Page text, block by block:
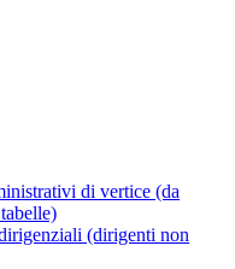
di vertice (da
(dirigenti non